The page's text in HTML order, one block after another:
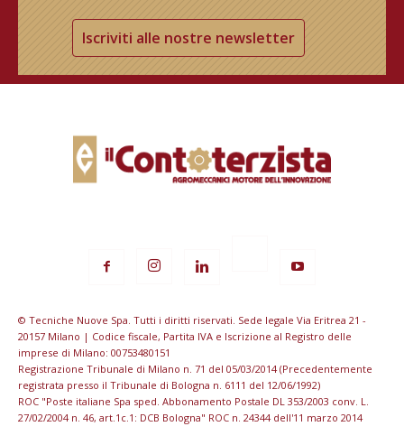
Iscriviti alle nostre newsletter
© Tecniche Nuove Spa. Tutti i diritti riservati. Sede legale Via Eritrea 21 -
20157 Milano | Codice fiscale, Partita IVA e Iscrizione al Registro delle
imprese di Milano: 00753480151
Registrazione Tribunale di Milano n. 71 del 05/03/2014 (Precedentemente
registrata presso il Tribunale di Bologna n. 6111 del 12/06/1992)
ROC "Poste italiane Spa sped. Abbonamento Postale DL 353/2003 conv. L.
27/02/2004 n. 46, art.1c.1: DCB Bologna" ROC n. 24344 dell'11 marzo 2014